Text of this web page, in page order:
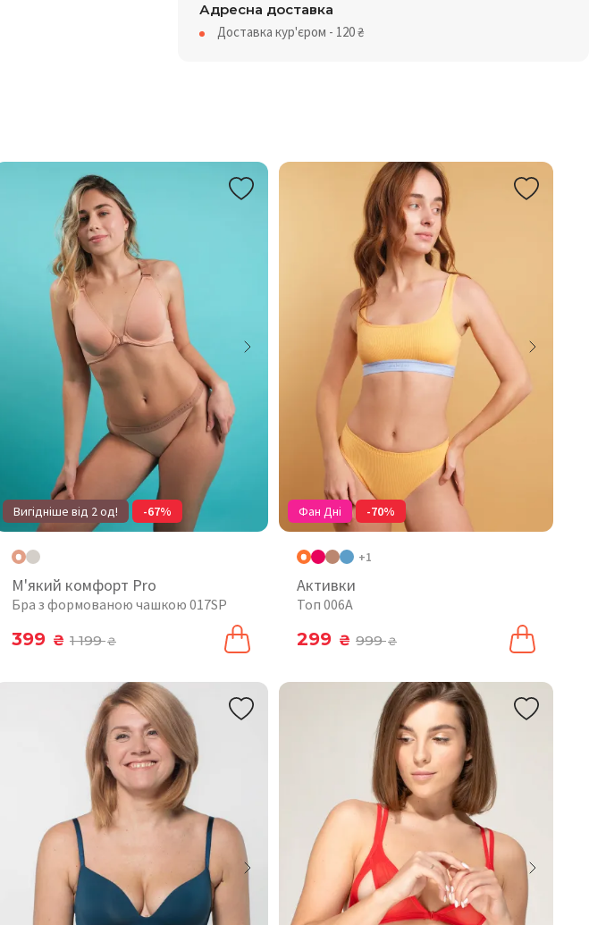
Адресна доставка
Доставка кур'єром - 120₴
Вигідніше від 2 од! -67%
М'який комфорт Pro
Бра з формованою чашкою 017SP
399 ₴ 1 199₴
Фан Дні -70%
+1
Активки
Топ 006A
299 ₴ 999₴